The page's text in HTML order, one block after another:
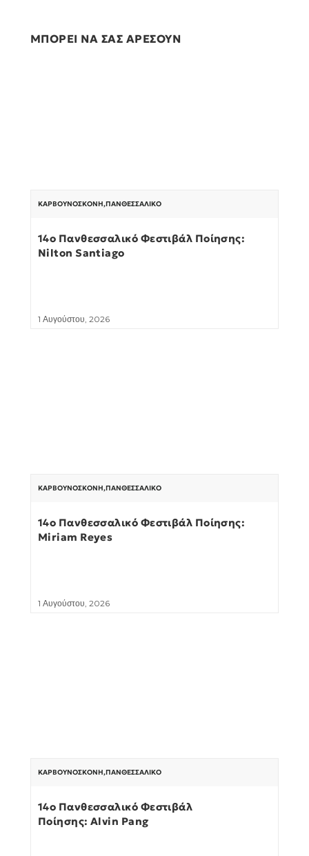
ΜΠΟΡΕΙ ΝΑ ΣΑΣ ΑΡΕΣΟΥΝ
ΚΑΡΒΟΥΝΌΣΚΟΝΗ,ΠΑΝΘΕΣΣΑΛΙΚΌ
14ο Πανθεσσαλικό Φεστιβάλ Ποίησης:
Nilton Santiago
1 Αυγούστου, 2026
ΚΑΡΒΟΥΝΌΣΚΟΝΗ,ΠΑΝΘΕΣΣΑΛΙΚΌ
14ο Πανθεσσαλικό Φεστιβάλ Ποίησης:
Miriam Reyes
1 Αυγούστου, 2026
ΚΑΡΒΟΥΝΌΣΚΟΝΗ,ΠΑΝΘΕΣΣΑΛΙΚΌ
14ο Πανθεσσαλικό Φεστιβάλ
Ποίησης: Alvin Pang